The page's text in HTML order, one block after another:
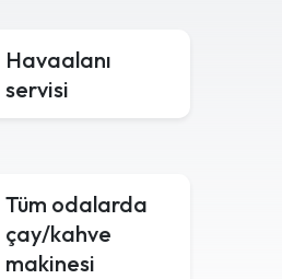
Havaalanı
servisi
Tüm odalarda
çay/kahve
makinesi